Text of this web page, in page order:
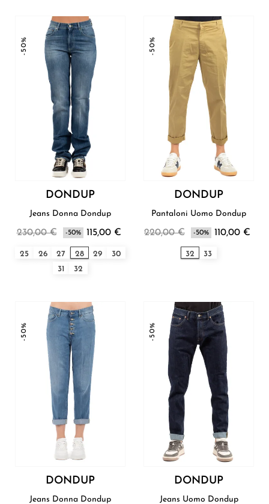
-50%
DONDUP
Jeans Donna Dondup
230,00 € -50% 115,00 €
25 26 27 28 29
30
31
32
-50%
DONDUP
Pantaloni Uomo Dondup
220,00 € -50% 110,00 €
32 33
-50%
DONDUP
Jeans Donna Dondup
-50%
DONDUP
Jeans Uomo Dondup